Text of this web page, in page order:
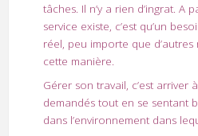
tâches. Il n’y a rien d’ingrat. A
service existe, c’est qu’un
réel, peu importe que
cette manière.
Gérer son travail, c’est arriver
demandés tout en se sentant
dans l’environnement dans